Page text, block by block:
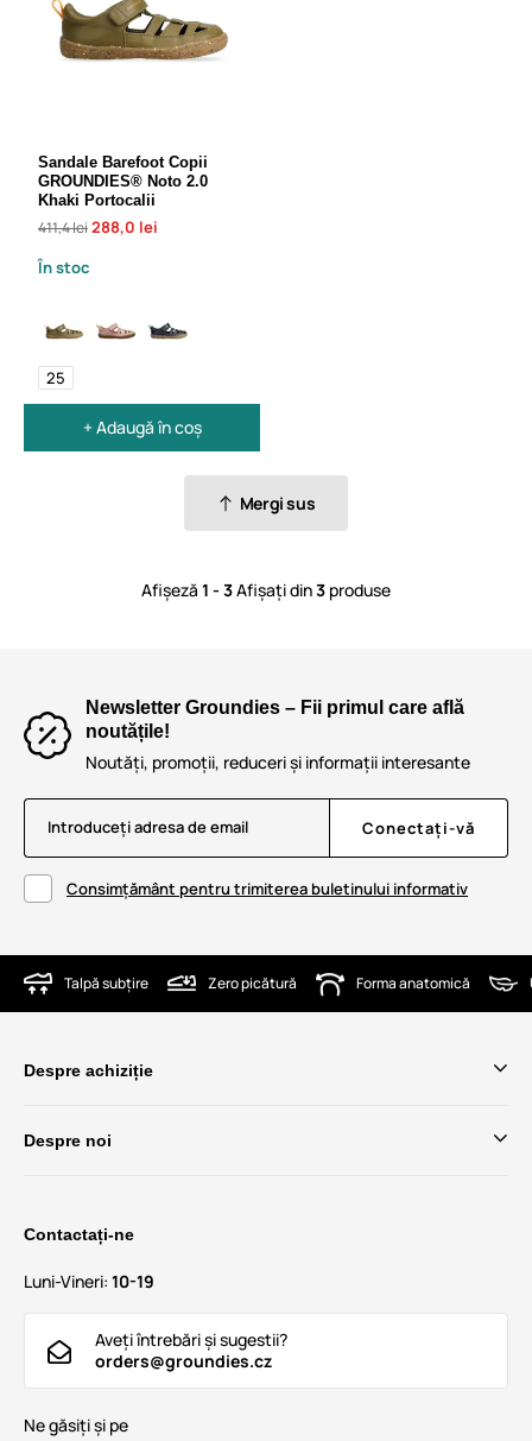
Sandale Barefoot Copii
GROUNDIES® Noto 2.0
Khaki Portocalii
411,4 lei288,0 lei
În stoc
25
+ Adaugă în coș
Mergi sus
Afișeză 1 - 3Afișați din3 produse
Newsletter Groundies – Fii primul care află
noutățile!
Noutăți, promoții, reduceri și informații interesante
Introduceți adresa de email Conectați-vă
Consimțământ pentru trimiterea buletinului informativ
Talpă subțire Zero picătură Forma anatomică
Despre achiziție
Despre noi
Contactați-ne
Luni-Vineri: 10-19
Aveți întrebări și sugestii?
orders@groundies.cz
Ne găsiți și pe